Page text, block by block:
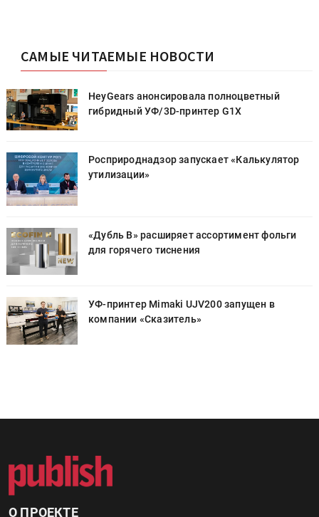
САМЫЕ ЧИТАЕМЫЕ НОВОСТИ
HeyGears анонсировала полноцветный
гибридный УФ/3D-принтер G1X
Росприроднадзор запускает «Калькулятор
утилизации»
«Дубль В» расширяет ассортимент фольги
для горячего тиснения
УФ-принтер Mimaki UJV200 запущен в
компании «Сказитель»
О ПРОЕКТЕ